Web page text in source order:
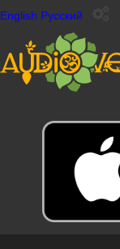
English Русский